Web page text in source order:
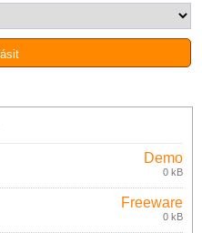
Demo
0 kB
Freeware
0 kB